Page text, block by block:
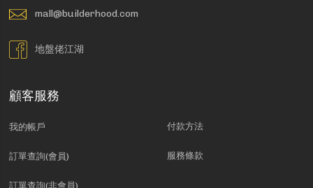
mall@builderhood.com
地盤佬江湖
顧客服務
我的帳戶
訂單查詢(會員)
訂單查詢(非會員)
付款方法
服務條款